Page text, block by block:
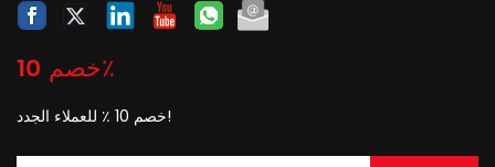
خصم 10٪
خصم 10 ٪ للعملاء الجدد!